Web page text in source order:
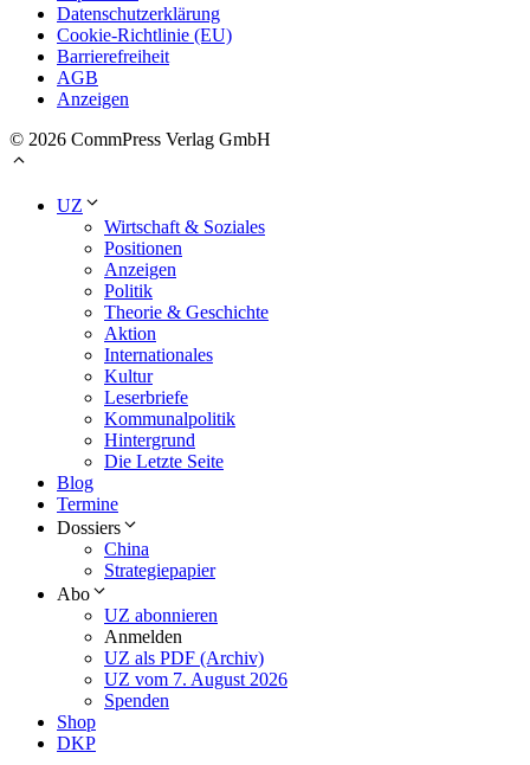
Datenschutzerklärung
Cookie-Richtlinie (EU)
Barrierefreiheit
AGB
Anzeigen
© 2026 CommPress Verlag GmbH
UZ
Wirtschaft & Soziales
Positionen
Anzeigen
Politik
Theorie & Geschichte
Aktion
Internationales
Kultur
Leserbriefe
Kommunalpolitik
Hintergrund
Die Letzte Seite
Blog
Termine
Dossiers
China
Strategiepapier
Abo
UZ abonnieren
Anmelden
UZ als PDF (Archiv)
UZ vom 7. August 2026
Spenden
Shop
DKP